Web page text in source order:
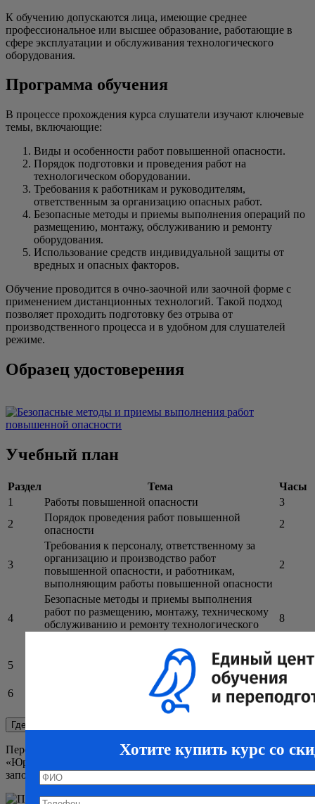
К обучению допускаются лица, имеющие среднее
профессиональное или высшее образование, работающие в
сфере эксплуатации и обслуживания технологического
оборудования.
Программа обучения
В процессе прохождения курса слушатели изучают ключевые
темы, включающие:
Виды и особенности работ повышенной опасности.
Порядок подготовки и проведения работ на
технологическом оборудовании.
Требования к работникам и руководителям,
ответственным за организацию опасных работ.
Безопасные методы и приемы выполнения операций по
размещению, монтажу, обслуживанию и ремонту
оборудования.
Использование средств индивидуальной защиты от
вредных и опасных факторов.
Обучение проводится в очно-заочной или заочной форме с
применением дистанционных технологий. Такой подход
позволяет проходить подготовку без отрыва от
производственного процесса и в удобном для слушателей
режиме.
Образец удостоверения
Учебный план
Раздел Тема
Часы
1
Работы повышенной опасности
3
2
Порядок проведения работ повышенной
опасности
2
3
Требования к персоналу, ответственному за
организацию и производство работ
повышенной опасности, и работникам,
выполняющим работы повышенной опасности
2
4
Безопасные методы и приемы выполнения
работ по размещению, монтажу, техническому
обслуживанию и ремонту технологического
8
5
Средства индивидуальной защиты от
воздействия вредных и (или) опасных
производственных факторов
3
6
2
Всего:
20
Где скачать заявку?
Переходим на любой курс, в карточке курса есть 2 кнопки
«Юр лицо» и «Физ лицо». Скачиваете нужную вам заявку,
заполняете ее и отправляете нам на почтуinfo@ecoprf.ru.
Хотите купить курс со